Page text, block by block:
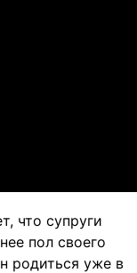
что супруги
пол своего
родиться уже в